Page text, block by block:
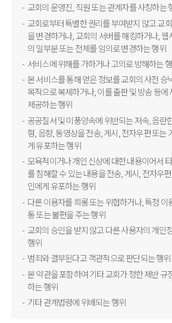
교회의 운영진, 직원 또는 관계자를 사칭하는
교회로부터 특별한 권리를 부여받지 않고 교
을 변경하거나, 교회의 서버를 해킹하거나,
의 일부분 또는 전체를 임의로 변경하는 행위
서비스에 위해를 가하거나 고의로 방해하는
본 서비스를 통해 얻은 정보를 교회의 사전 승
목적으로 복제하거나, 이를 출판 및 방송 등에
제공하는 행위
공공질서 및 미풍양속에 위반되는 저속, 음란
형, 음향, 동영상을 전송, 게시, 전자우편 또는
게 유포하는 행위
모욕적이거나 개인 신상에 대한 내용이어서
를 침해할 수 있는 내용을 전송, 게시, 전자우
인에게 유포하는 행위
다른 이용자를 희롱 또는 위협하거나, 특정
통 또는 불편을 주는 행위
교회의 승인을 받지 않고 다른 사용자의 개인
행위
범죄와 결부된다고 객관적으로 판단되는 행위
본 약관을 포함하여 기타 교회가 정한 제반 규
하는 행위
기타 관계법령에 위배되는 행위